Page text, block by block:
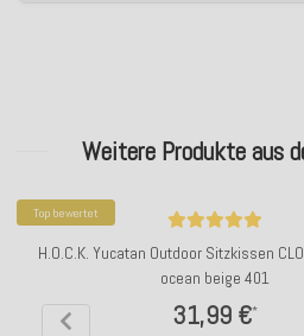
Weitere Produkte aus
Top bewertet
H.O.C.K. Yucatan Outdoor Sitzkissen
ocean beige 401
31,99 €*